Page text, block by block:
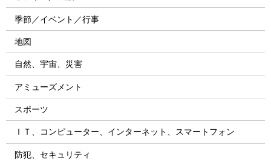
季節／イベント／行事
地図
自然、宇宙、災害
アミューズメント
スポーツ
ＩＴ、コンピューター、インターネット、スマートフォン
防犯、セキュリティ